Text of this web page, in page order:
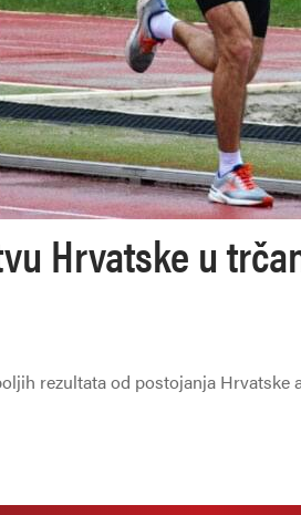
Hrvatske u
rezultata od postojanja Hrvatske